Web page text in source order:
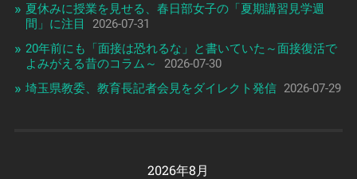
夏休みに授業を見せる、春日部女子の「夏期講習見学週
間」に注目
2026-07-31
20年前にも「面接は恐れるな」と書いていた～面接復活で
よみがえる昔のコラム～
2026-07-30
埼玉県教委、教育長記者会見をダイレクト発信 2026-07-29
2026年8月